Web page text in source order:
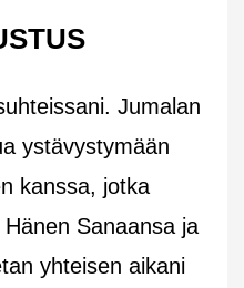
Jumalan
ystävystymään
kanssa, jotka
Sanaansa ja
yhteisen aikani